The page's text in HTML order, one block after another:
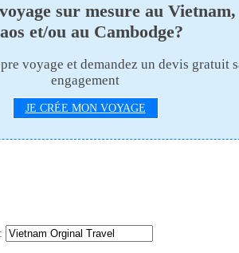
sur mesure au
et/ou au Cambodge?
voyage et demandez un devis gratuit
engagement
JE CRÉE MON VOYAGE
: